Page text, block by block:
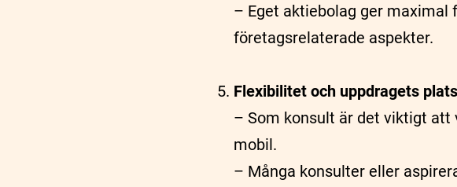
– Eget aktiebolag ger
företagsrelaterade aspekter.
Flexibilitet och uppdragets
– Som konsult är det viktigt att
mobil.
– Många konsulter eller